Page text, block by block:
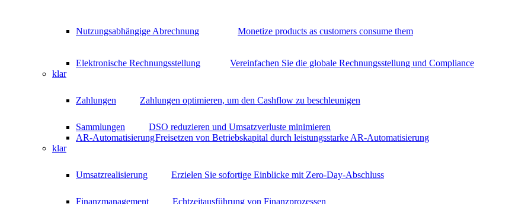
Nutzungsabhängige Abrechnung Monetize products as customers consume them
Elektronische Rechnungsstellung
Vereinfachen Sie die globale Rechnungsstellung und Compliance
klar
Zahlungen Zahlungen optimieren, um den Cashflow zu beschleunigen
Sammlungen
DSO reduzieren und Umsatzverluste minimieren
AR-AutomatisierungFreisetzen von Betriebskapital durch leistungsstarke AR-Automatisierung
klar
Umsatzrealisierung Erzielen Sie sofortige Einblicke mit Zero-Day-Abschluss
Finanzmanagement Echtzeitausführung von Finanzprozessen